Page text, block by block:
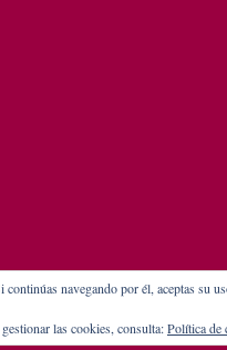
navegando por él, aceptas su
las cookies, consulta:Política de